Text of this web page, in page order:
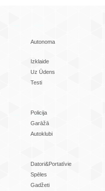
Autonoma
Izklaide
Uz Ūdens
Testi
Policija
Garāžā
Autoklubi
Datori&Portatīvie
Spēles
Gadžeti